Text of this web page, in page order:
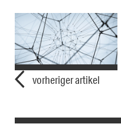
vorheriger artikel